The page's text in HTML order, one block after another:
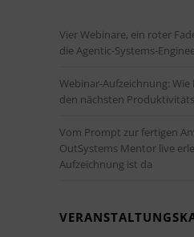
Vier Webinare, ein roter
die Agentic-Systems-
Webinar-Aufzeichnung:
den nächsten
Vom Prompt zur fertigen
OutSystems Mentor live
Aufzeichnung ist da